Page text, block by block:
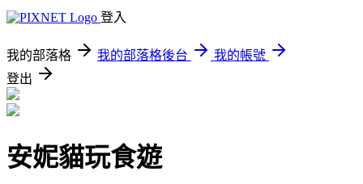
登入
我的部落格 我的部落格後台
我的帳號
登出
安妮貓玩食遊